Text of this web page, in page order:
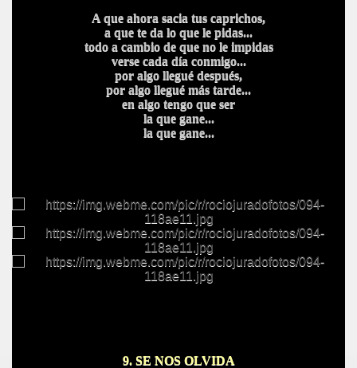
A que ahora sacia tus caprichos,
a que te da lo que le pidas...
todo a cambio de que no le impidas
verse cada día conmigo...
por algo llegué después,
por algo llegué más tarde...
en algo tengo que ser
la que gane...
la que gane...
9. SE NOS OLVIDA